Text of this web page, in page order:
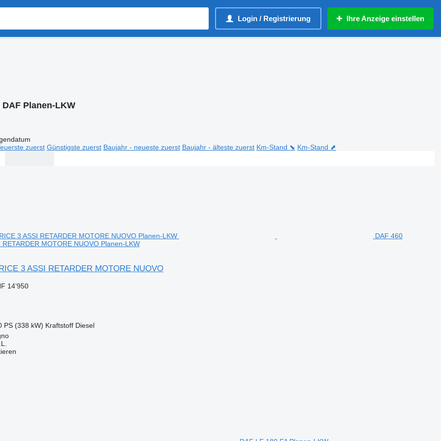
Login / Registrierung Ihre Anzeige einstellen
DAF Planen-LKW
zuerst Günstigste zuerst Baujahr - neueste zuerst Baujahr - älteste zuerst Km-Stand ⬊ Km-Stand ⬈
DAF 460
RETARDER MOTORE NUOVO Planen-LKW
3 ASSI RETARDER MOTORE NUOVO
14’950
PS (338 kW) Kraftstoff Diesel